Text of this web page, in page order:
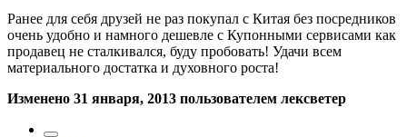
Ранее для себя друзей не раз покупал с Китая без посредников
очень удобно и намного дешевле с Купонными сервисами как
продавец не сталкивался, буду пробовать! Удачи всем
материального достатка и духовного роста!
Изменено 31 января, 2013 пользователем лексветер